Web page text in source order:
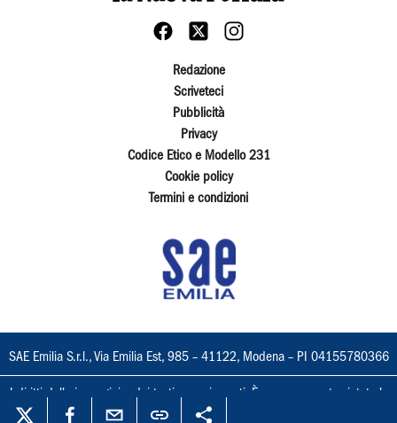
Redazione
Scriveteci
Pubblicità
Privacy
Codice Etico e Modello 231
Cookie policy
Termini e condizioni
SAE Emilia S.r.l., Via Emilia Est, 985 – 41122, Modena – PI 04155780366
I diritti delle immagini e dei testi sono riservati. È espressamente vietata la
loro riproduzione con qualsiasi mezzo e l'adattamento totale o parziale.